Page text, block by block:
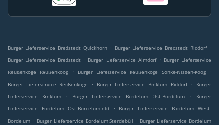
Burger Lieferservice Bredstedt Quickhorn . Burger Lieferservice Bredstedt Riddorf .
Burger Lieferservice Bredstedt . Burger Lieferservice Almdorf . Burger Lieferservice
Reußenköge Reußenkoog
. Burger Lieferservice Reußenköge Sönke-Nissen-Koog
.
Burger Lieferservice Reußenköge
. Burger Lieferservice Breklum Riddorf .
Burger
Lieferservice Breklum
. Burger Lieferservice Bordelum Ost-Bordelum .
Burger
Lieferservice Bordelum Ost-Bordelumfeld
.
Burger Lieferservice Bordelum West-
Bordelum . Burger Lieferservice Bordelum Sterdebüll . Burger Lieferservice Bordelum